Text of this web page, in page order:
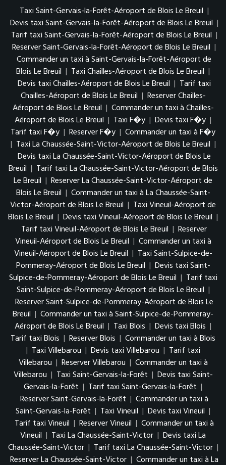
Taxi Saint-Gervais-la-Forêt-Aéroport de Blois Le Breuil |
Devis taxi Saint-Gervais-la-Forêt-Aéroport de Blois Le Breuil |
Tarif taxi Saint-Gervais-la-Forêt-Aéroport de Blois Le Breuil |
Reserver Saint-Gervais-la-Forêt-Aéroport de Blois Le Breuil |
Commander un taxi à Saint-Gervais-la-Forêt-Aéroport de
Blois Le Breuil | Taxi Chailles-Aéroport de Blois Le Breuil |
Devis taxi Chailles-Aéroport de Blois Le Breuil | Tarif taxi
Chailles-Aéroport de Blois Le Breuil | Reserver Chailles-
Aéroport de Blois Le Breuil | Commander un taxi à Chailles-
Aéroport de Blois Le Breuil | Taxi F�y | Devis taxi F�y |
Tarif taxi F�y | Reserver F�y | Commander un taxi à F�y
| Taxi La Chaussée-Saint-Victor-Aéroport de Blois Le Breuil |
Devis taxi La Chaussée-Saint-Victor-Aéroport de Blois Le
Breuil | Tarif taxi La Chaussée-Saint-Victor-Aéroport de Blois
Le Breuil | Reserver La Chaussée-Saint-Victor-Aéroport de
Blois Le Breuil | Commander un taxi à La Chaussée-Saint-
Victor-Aéroport de Blois Le Breuil | Taxi Vineuil-Aéroport de
Blois Le Breuil | Devis taxi Vineuil-Aéroport de Blois Le Breuil |
Tarif taxi Vineuil-Aéroport de Blois Le Breuil | Reserver
Vineuil-Aéroport de Blois Le Breuil | Commander un taxi à
Vineuil-Aéroport de Blois Le Breuil | Taxi Saint-Sulpice-de-
Pommeray-Aéroport de Blois Le Breuil | Devis taxi Saint-
Sulpice-de-Pommeray-Aéroport de Blois Le Breuil | Tarif taxi
Saint-Sulpice-de-Pommeray-Aéroport de Blois Le Breuil |
Reserver Saint-Sulpice-de-Pommeray-Aéroport de Blois Le
Breuil | Commander un taxi à Saint-Sulpice-de-Pommeray-
Aéroport de Blois Le Breuil | Taxi Blois | Devis taxi Blois |
Tarif taxi Blois | Reserver Blois | Commander un taxi à Blois
| Taxi Villebarou | Devis taxi Villebarou | Tarif taxi
Villebarou | Reserver Villebarou | Commander un taxi à
Villebarou | Taxi Saint-Gervais-la-Forêt | Devis taxi Saint-
Gervais-la-Forêt | Tarif taxi Saint-Gervais-la-Forêt |
Reserver Saint-Gervais-la-Forêt | Commander un taxi à
Saint-Gervais-la-Forêt | Taxi Vineuil | Devis taxi Vineuil |
Tarif taxi Vineuil | Reserver Vineuil | Commander un taxi à
Vineuil | Taxi La Chaussée-Saint-Victor | Devis taxi La
Chaussée-Saint-Victor | Tarif taxi La Chaussée-Saint-Victor |
Reserver La Chaussée-Saint-Victor | Commander un taxi à La